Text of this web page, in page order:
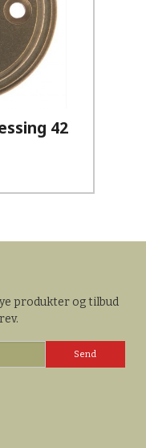
42
produkter og tilbud